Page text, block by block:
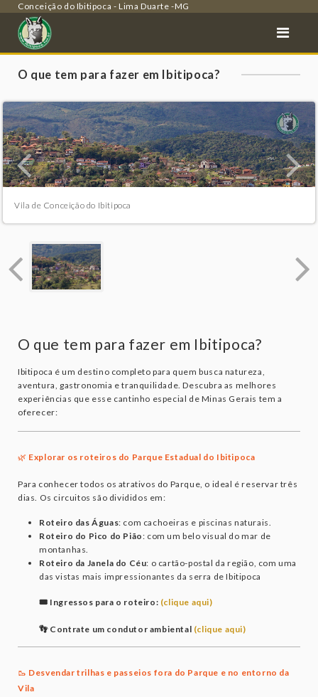
Conceição do Ibitipoca - Lima Duarte -MG
O que tem para fazer em Ibitipoca?
Vila de Conceição do Ibitipoca
O que tem para fazer em Ibitipoca?
Ibitipoca é um destino completo para quem busca natureza,
aventura, gastronomia e tranquilidade. Descubra as melhores
experiências que esse cantinho especial de Minas Gerais tem a
oferecer:
🌿 Explorar os roteiros do Parque Estadual do Ibitipoca
Para conhecer todos os atrativos do Parque, o ideal é reservar três
dias. Os circuitos são divididos em:
Roteiro das Águas: com cachoeiras e piscinas naturais.
Roteiro do Pico do Pião: com um belo visual do mar de
montanhas.
Roteiro da Janela do Céu: o cartão-postal da região, com uma
das vistas mais impressionantes da serra de Ibitipoca
🎟️ Ingressos para o roteiro: (clique aqui)
👣 Contrate um condutor ambiental (clique aqui)
🥾 Desvendar trilhas e passeios fora do Parque e no entorno da
Vila